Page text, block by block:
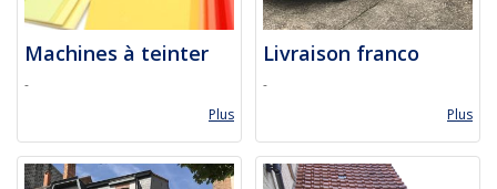
Machines à teinter
-
Plus
Livraison franco
-
Plus